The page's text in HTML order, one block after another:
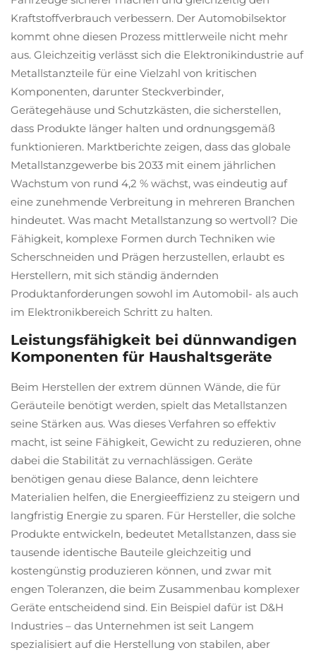
Kraftstoffverbrauch verbessern. Der Automobilsektor
kommt ohne diesen Prozess mittlerweile nicht mehr
aus. Gleichzeitig verlässt sich die Elektronikindustrie auf
Metallstanzteile für eine Vielzahl von kritischen
Komponenten, darunter Steckverbinder,
Gerätegehäuse und Schutzkästen, die sicherstellen,
dass Produkte länger halten und ordnungsgemäß
funktionieren. Marktberichte zeigen, dass das globale
Metallstanzgewerbe bis 2033 mit einem jährlichen
Wachstum von rund 4,2 % wächst, was eindeutig auf
eine zunehmende Verbreitung in mehreren Branchen
hindeutet. Was macht Metallstanzung so wertvoll? Die
Fähigkeit, komplexe Formen durch Techniken wie
Scherschneiden und Prägen herzustellen, erlaubt es
Herstellern, mit sich ständig ändernden
Produktanforderungen sowohl im Automobil- als auch
im Elektronikbereich Schritt zu halten.
Leistungsfähigkeit bei dünnwandigen
Komponenten für Haushaltsgeräte
Beim Herstellen der extrem dünnen Wände, die für
Geräuteile benötigt werden, spielt das Metallstanzen
seine Stärken aus. Was dieses Verfahren so effektiv
macht, ist seine Fähigkeit, Gewicht zu reduzieren, ohne
dabei die Stabilität zu vernachlässigen. Geräte
benötigen genau diese Balance, denn leichtere
Materialien helfen, die Energieeffizienz zu steigern und
langfristig Energie zu sparen. Für Hersteller, die solche
Produkte entwickeln, bedeutet Metallstanzen, dass sie
tausende identische Bauteile gleichzeitig und
kostengünstig produzieren können, und zwar mit
engen Toleranzen, die beim Zusammenbau komplexer
Geräte entscheidend sind. Ein Beispiel dafür ist D&H
Industries – das Unternehmen ist seit Langem
spezialisiert auf die Herstellung von stabilen, aber